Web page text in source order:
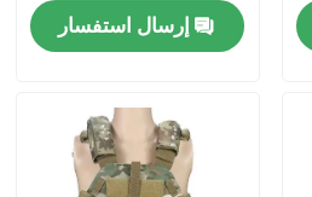
إرسال استفسار